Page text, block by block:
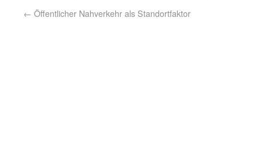
← Öffentlicher Nahverkehr als Standortfaktor